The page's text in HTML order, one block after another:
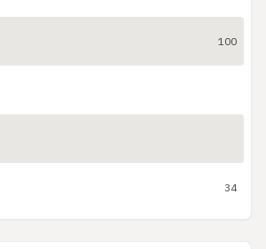
100
34